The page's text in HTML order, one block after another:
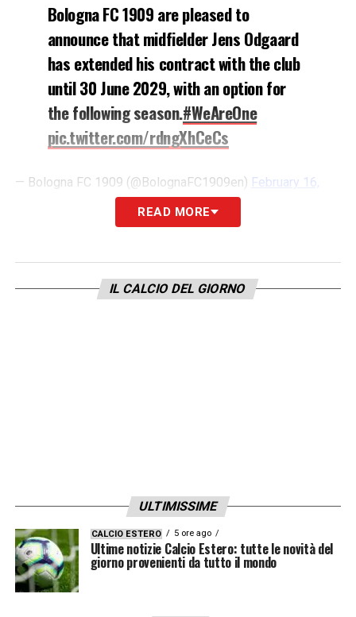
Bologna FC 1909 are pleased to
announce that midfielder Jens Odgaard
has extended his contract with the club
until 30 June 2029, with an option for
the following season.#WeAreOne
pic.twitter.com/rdngXhCeCs
— Bologna FC 1909 (@BolognaFC1909en) February 16,
comunica di aver raggiunto l’accordo con il
centrocampista Jens Odgaard per il
READ MORE
IL CALCIO DEL GIORNO
ULTIMISSIME
CALCIO ESTERO 5 ore ago
Ultime notizie Calcio Estero: tutte le novità del
giorno provenienti da tutto il mondo